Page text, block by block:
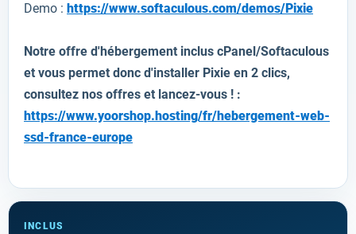
Demo : https://www.softaculous.com/demos/Pixie
Notre offre d'hébergement inclus cPanel/Softaculous
et vous permet donc d'installer Pixie en 2 clics,
consultez nos offres et lancez-vous ! :
https://www.yoorshop.hosting/fr/hebergement-web-
ssd-france-europe
INCLUS